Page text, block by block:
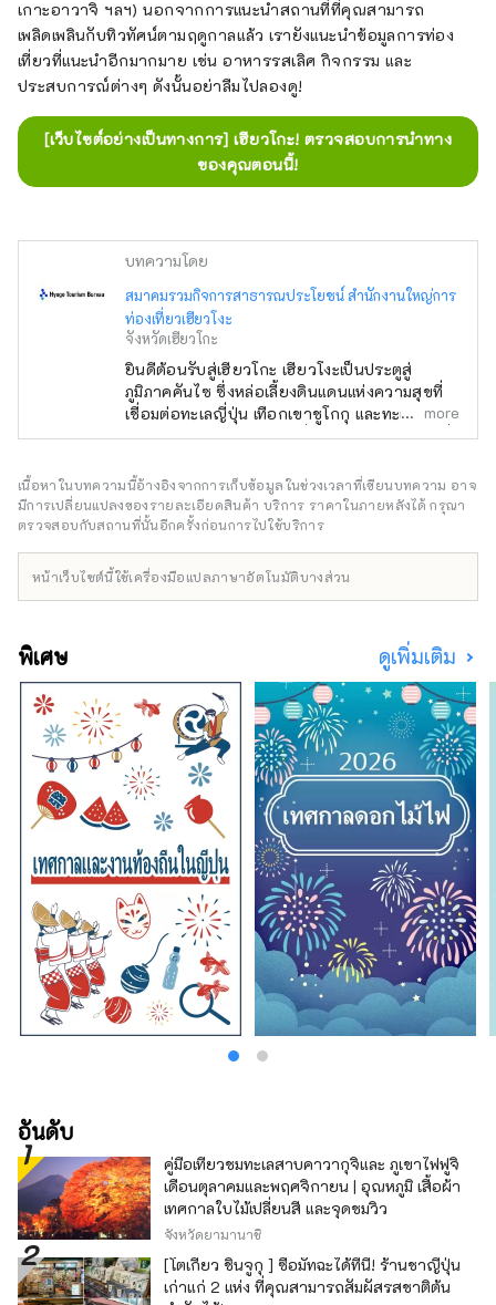
เกาะอาวาจิ ฯลฯ) นอกจากการแนะนำสถานที่ที่คุณสามารถ
เพลิดเพลินกับทิวทัศน์ตามฤดูกาลแล้ว เรายังแนะนำข้อมูลการท่อง
เที่ยวที่แนะนำอีกมากมาย เช่น อาหารรสเลิศ กิจกรรม และ
ประสบการณ์ต่างๆ ดังนั้นอย่าลืมไปลองดู!
[เว็บไซต์อย่างเป็นทางการ] เฮียวโกะ! ตรวจสอบการนำทาง
ของคุณตอนนี้!
บทความโดย
สมาคมรวมกิจการสาธารณประโยชน์ สำนักงานใหญ่การ
ท่องเที่ยวเฮียวโงะ
จังหวัดเฮียวโกะ
ยินดีต้อนรับสู่เฮียวโกะ เฮียวโงะเป็นประตูสู่
ภูมิภาคคันไซ ซึ่งหล่อเลี้ยงดินแดนแห่งความสุขที่
เชื่อมต่อทะเลญี่ปุ่น เทือกเขาชูโกกุ และทะเลเซโตะ
ใน ตลอดจนสภาพอากาศที่มีความสุข มีทิวทัศน์ที่
ปราสาทฮิเมจิ มรดกโลกที่ได้รับเลือกให้เป็นหนึ่ง
ใน 100 จุดชมซากุระที่ดีที่สุด และทิวทัศน์ยาม
ค่ำคืนแบบพาโนรามาจากภูเขาร็อคโค แบรนด์โก
หมายเหมือนกันกับเนื้อทาจิมะ เป็นหนึ่งในเนื้อวัว
ซากิออนเซ็นก็ปรากฏอยู่ในวรรณกรรมมากมาย
โอบล้อมด้วยธรรมชาติ ให้คุณได้ผ่อนคลาย
ร่างกายและจิตใจ คุณสามารถพบกับเสียงที่น่า
จดจำ เช่น เสียงฟ้าร้องของน้ำวนนารูโตะบนเกาะ
อาวาจิ และเสียงแบบไดนามิกของเทศกาลดอกไม้
ไฟที่จัดขึ้นในสถานที่ต่างๆ ในฤดูร้อน ในสวน
สมุนไพรและสวนพฤกษศาสตร์ในจังหวัด คุณจะ
ได้รับการเยียวยาด้วยกลิ่นสมุนไพรและดอกไม้ที่
อ่อนโยนและน่ารื่นรมย์ตลอดสี่ฤดูกาล เพลิดเพลิน
ไปกับการเดินทางครั้งใหม่ในเฮียวโงะที่กระตุ้น
สัมผัสทั้งห้าของการมองเห็น การรับรส การสัมผัส
การได้ยิน และการดมกลิ่น
more
เนื้อหาในบทความนี้อ้างอิงจากการเก็บข้อมูลในช่วงเวลาที่เขียนบทความ อาจ
มีการเปลี่ยนแปลงของรายละเอียดสินค้า บริการ ราคาในภายหลังได้ กรุณา
ตรวจสอบกับสถานที่นั้นอีกครั้งก่อนการไปใช้บริการ
หน้าเว็บไซต์นี้ใช้เครื่องมือแปลภาษาอัตโนมัติบางส่วน
พิเศษ ดูเพิ่มเติม
อันดับ
คู่มือเที่ยวชมทะเลสาบคาวากุจิและ ภูเขาไฟฟูจิ
เดือนตุลาคมและพฤศจิกายน | อุณหภูมิ เสื้อผ้า
เทศกาลใบไม้เปลี่ยนสี และจุดชมวิว
จังหวัดยามานาชิ
[โตเกียว ชินจูกุ ] ซื้อมัทฉะได้ที่นี่! ร้านชาญี่ปุ่น
เก่าแก่ 2 แห่ง ที่คุณสามารถสัมผัสรสชาติต้น